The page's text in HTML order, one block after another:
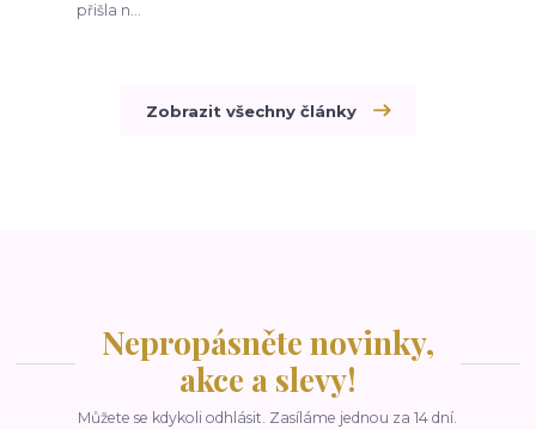
přišla n...
Zobrazit všechny články
Nepropásněte novinky,
akce a slevy!
Můžete se kdykoli odhlásit. Zasíláme jednou za 14 dní.